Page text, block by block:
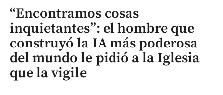
“Encontramos cosas
inquietantes”: el hombre que
construyó la IA más poderosa
del mundo le pidió a la Iglesia
que la vigile